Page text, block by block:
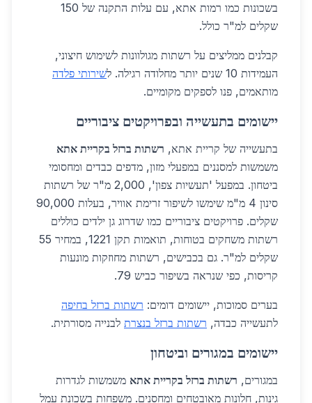
בשכונות כמו רמות אתא, עם עלות התקנה של 150
שקלים למ"ר כולל.
קבלנים ממליצים על רשתות מגולוונות לשימוש חיצוני,
העמידות 10 שנים יותר מחלודה רגילה. ל
שירותי פלדה
מותאמים, פנו לספקים מקומיים.
יישומים בתעשייה ובפרויקטים ציבוריים
בתעשייה של קריית אתא, רשתות ברזל בקריית אתא
משמשות למסננים במפעלי מזון, מדפים כבדים ומחסומי
ביטחון. במפעל 'תעשיות צפון', 2,000 מ"ר של רשתות
סינון 4 מ"מ שימשו לשיפור זרימת אוויר, בעלות 90,000
שקלים. פרויקטים ציבוריים כמו שדרוג גן ילדים כוללים
רשתות משחקים בטוחות, תואמות תקן 1221, במחיר 55
שקלים למ"ר. גם בכבישים, רשתות מחוזקות מונעות
קריסות, כפי שנראה בשיפור כביש 79.
בערים סמוכות, יישומים דומים: רשתות ברזל בחיפה
לתעשייה כבדה, רשתות ברזל בנצרת לבנייה מסורתית.
יישומים במגורים וביטחון
במגורים, רשתות ברזל בקריית אתא משמשות לגדרות
גינות, חלונות מאובטחים ומחסנים. משפחות בשכונת עמל